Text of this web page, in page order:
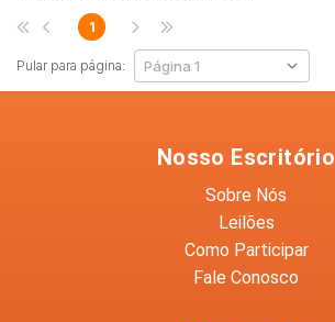
Pular para página:
1
Nosso Escritório
Sobre Nós
Leilões
Como Participar
Fale Conosco